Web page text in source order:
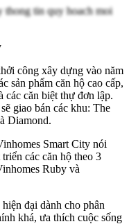
công xây dựng vào năm
sản phẩm căn hộ cao cấp,
các căn biệt thự đơn lập.
giao bán các khu: The
Diamond.
Smart City nói
các căn hộ theo 3
Ruby và
đại dành cho phân
khá, ưa thích cuộc sống